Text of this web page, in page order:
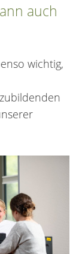
auch
wichtig,